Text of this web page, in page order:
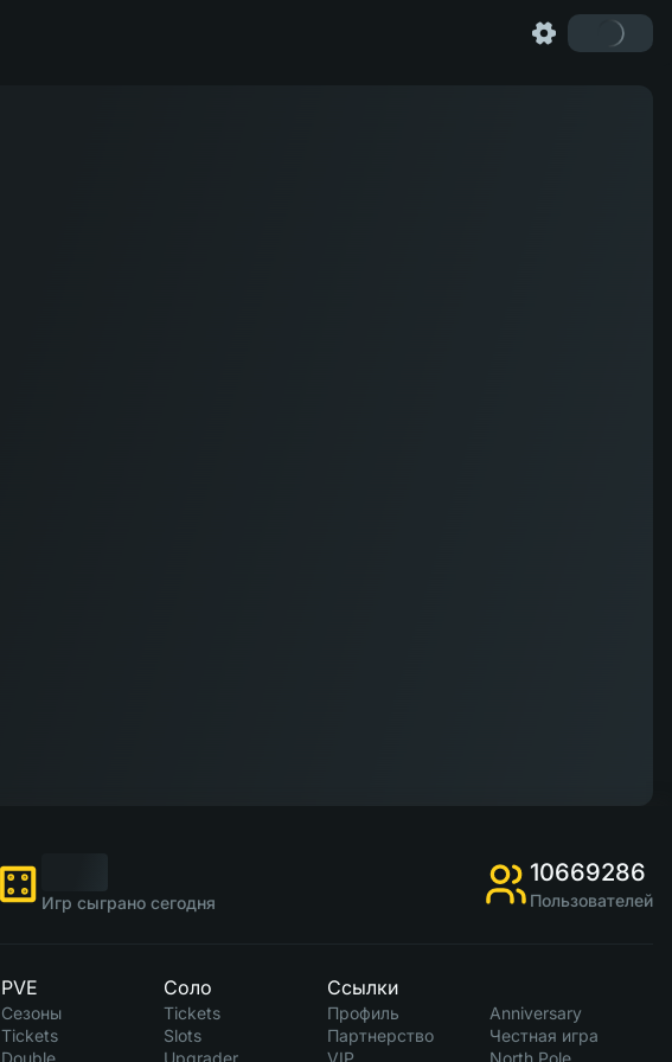
Игр сыграно сегодня
10669286
Пользователей
PVE
Сезоны
Tickets
Double
Соло
Tickets
Slots
Upgrader
Ссылки
Профиль
Партнерство
VIP
Anniversary
Честная игра
North Pole